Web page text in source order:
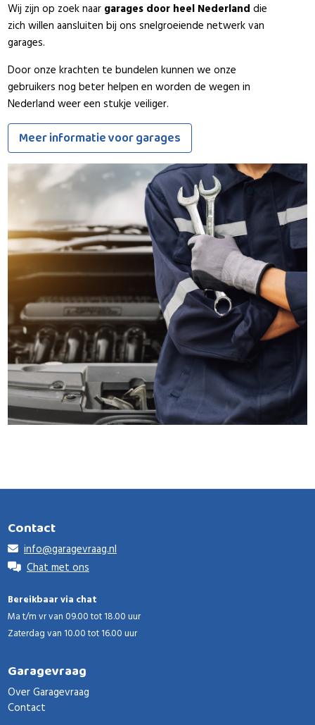
Wij zijn op zoek naar garages door heel Nederland die
zich willen aansluiten bij ons snelgroeiende netwerk van
garages.
Door onze krachten te bundelen kunnen we onze
gebruikers nog beter helpen en worden de wegen in
Nederland weer een stukje veiliger.
Meer informatie voor garages
Contact
info@garagevraag.nl
Chat met ons
Bereikbaar via chat
Ma t/m vr van 09.00 tot 18.00 uur
Zaterdag van 10.00 tot 16.00 uur
Garagevraag
Over Garagevraag
Contact